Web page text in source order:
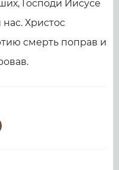
Господи Иисусе
Христос
смерть поправ и